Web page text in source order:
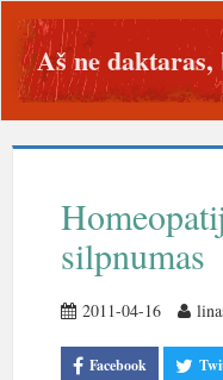
Aš ne daktaras,
silpnumas
2011-04-16
Facebook